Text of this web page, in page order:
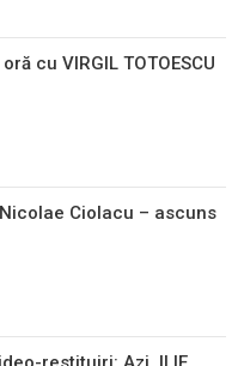
cu VIRGIL TOTOESCU
Nicolae Ciolacu – ascuns